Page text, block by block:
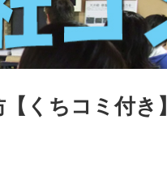
くちコミ付き】